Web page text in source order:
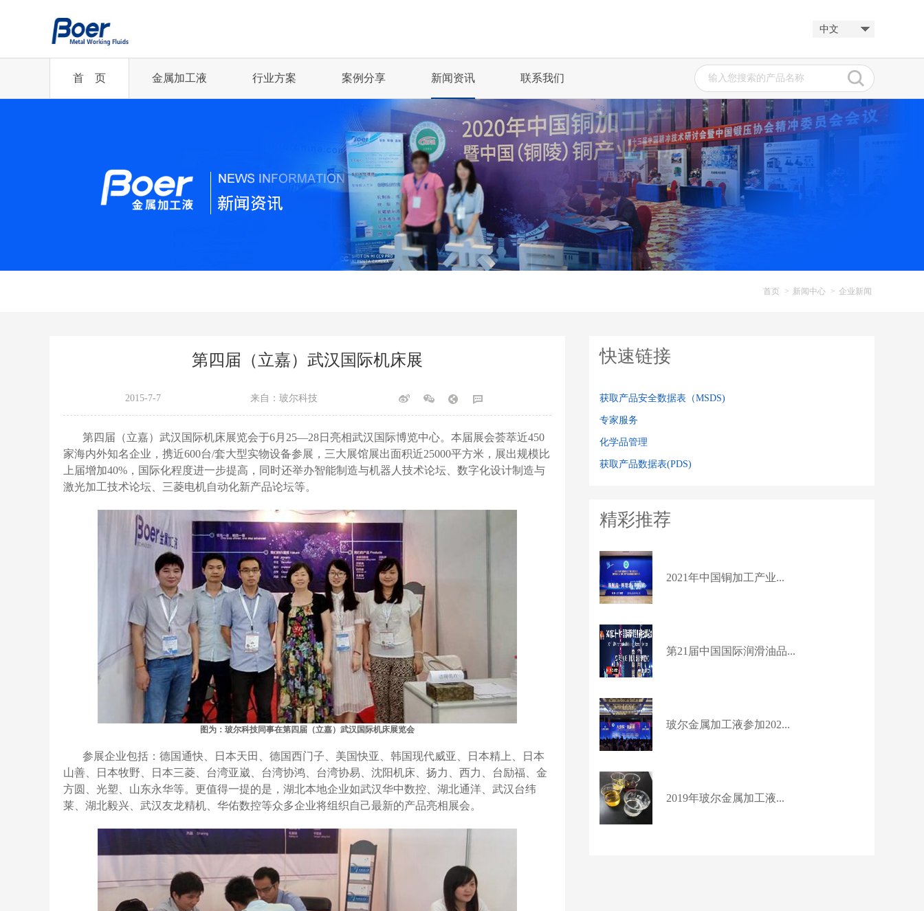
中文
首 页 金属加工液 行业方案 案例分享 新闻资讯 联系我们
全合成切削液
微乳化切削液 更多...
冲压油 珩磨油 冷轧轧制油
凸轮轴丨机械加工行业
齿轮制造丨机械加工...
凸轮轴丨机械加工行业 齿轮制造丨机械加工...
微乳化切削液 更多...
BOER CF/E... BOER K68丨... BOER CF(H...
第21届中国国际润... 玻尔科技受邀参加南...
首页 > 新闻中心 > 企业新闻
第四届（立嘉）武汉国际机床展
2015-7-7 来自：玻尔科技
第四届（立嘉）武汉国际机床展览会于6月25—28日亮相武汉国际博览中心。本届展会荟萃近450
家海内外知名企业，携近600台/套大型实物设备参展，三大展馆展出面积近25000平方米，展出规模比
上届增加40%，国际化程度进一步提高，同时还举办智能制造与机器人技术论坛、数字化设计制造与
激光加工技术论坛、三菱电机自动化新产品论坛等。
图为：玻尔科技同事在第四届（立嘉）武汉国际机床展览会
参展企业包括：德国通快、日本天田、德国西门子、美国快亚、韩国现代威亚、日本精上、日本
山善、日本牧野、日本三菱、台湾亚崴、台湾协鸿、台湾协易、沈阳机床、扬力、西力、台励福、金
方圆、光塑、山东永华等。更值得一提的是，湖北本地企业如武汉华中数控、湖北通洋、武汉台纬
莱、湖北毅兴、武汉友龙精机、华佑数控等众多企业将组织自己最新的产品亮相展会。
快速链接
获取产品安全数据表（MSDS)
专家服务
化学品管理
获取产品数据表(PDS)
精彩推荐
2021年中国铜加工产业...
第21届中国国际润滑油品...
玻尔金属加工液参加202...
2019年玻尔金属加工液...